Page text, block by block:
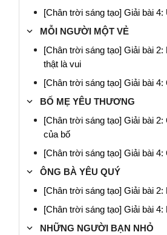
[Chân trời sáng tạo] Giải bài 4:
MỖI NGƯỜI MỘT VẺ
[Chân trời sáng tạo] Giải bài 2:
thật là vui
[Chân trời sáng tạo] Giải bài 4:
BỐ MẸ YÊU THƯƠNG
[Chân trời sáng tạo] Giải bài 2:
của bố
[Chân trời sáng tạo] Giải bài 4:
ÔNG BÀ YÊU QUÝ
[Chân trời sáng tạo] Giải bài 2:
[Chân trời sáng tạo] Giải bài 4:
NHỮNG NGƯỜI BẠN NHỎ